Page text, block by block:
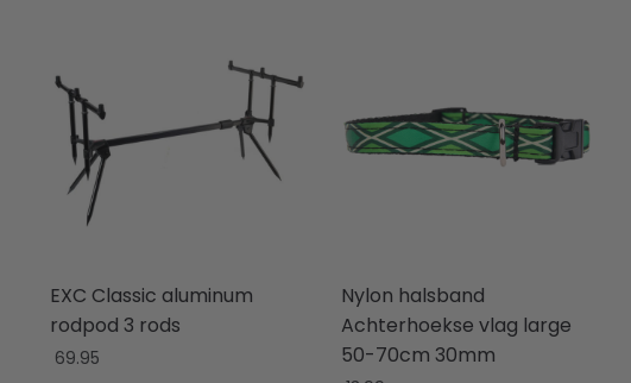
EXC Classic aluminum
rodpod 3 rods
69.95
Nylon halsband
Achterhoekse vlag large
50-70cm 30mm